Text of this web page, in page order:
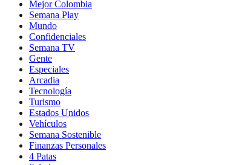
Mejor Colombia
Semana Play
Mundo
Confidenciales
Semana TV
Gente
Especiales
Arcadia
Tecnología
Turismo
Estados Unidos
Vehículos
Semana Sostenible
Finanzas Personales
4 Patas